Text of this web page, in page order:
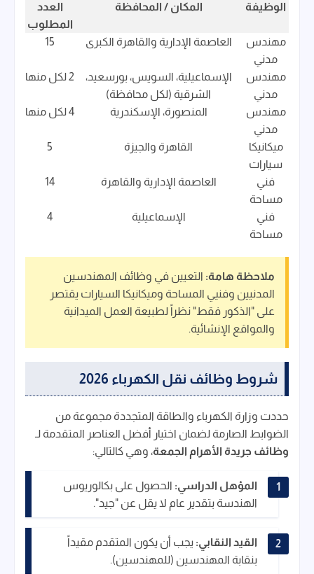
الوظيفة المكان / المحافظة
العدد
المطلوب
مهندس
مدني
العاصمة الإدارية والقاهرة الكبرى 15
مهندس
مدني
الإسماعيلية، السويس، بورسعيد،
الشرقية (لكل محافظة)
2 لكل منها
مهندس
مدني
المنصورة، الإسكندرية 4 لكل منها
ميكانيكا
سيارات
القاهرة والجيزة 5
فني
مساحة
العاصمة الإدارية والقاهرة 14
فني
مساحة
الإسماعيلية 4
ملاحظة هامة: التعيين في وظائف المهندسين
المدنيين وفنيي المساحة وميكانيكا السيارات يقتصر
على "الذكور فقط" نظراً لطبيعة العمل الميدانية
والمواقع الإنشائية.
شروط وظائف نقل الكهرباء 2026
حددت وزارة الكهرباء والطاقة المتجددة مجموعة من
الضوابط الصارمة لضمان اختيار أفضل العناصر المتقدمة لـ
وظائف جريدة الأهرام الجمعة، وهي كالتالي:
المؤهل الدراسي: الحصول على بكالوريوس
الهندسة بتقدير عام لا يقل عن "جيد".
القيد النقابي: يجب أن يكون المتقدم مقيداً
بنقابة المهندسين (للمهندسين).